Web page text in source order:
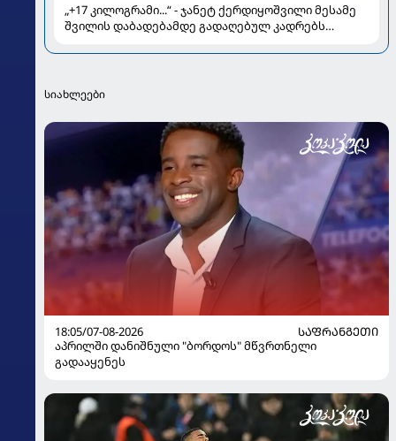
„+17 კილოგრამი...“ - ჯანეტ ქერდიყოშვილი მესამე
შვილის დაბადებამდე გადაღებულ კადრებს
სიახლეები
18:05/07-08-2026
ᲡᲐᲤᲠᲐᲜᲒᲔᲗᲘ
აპრილში დანიშნული "ბორდოს" მწვრთნელი
გადააყენეს